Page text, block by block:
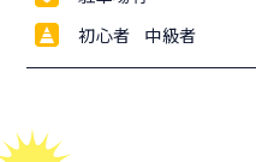
初心者 中級者